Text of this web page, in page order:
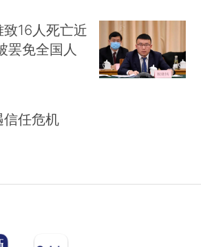
16人死亡近
罢免全国人
信任危机